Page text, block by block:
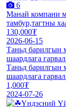
6
Манай компани
тамбур,тагтны
130,000₮
2026-06-15
Таньд барилгын
шаардлага
Таньд барилгын
шаардлага
1,000₮
2024-07-26